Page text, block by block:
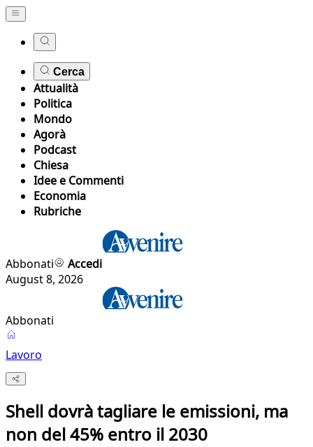
Cerca
Attualità
Politica
Mondo
Agorà
Podcast
Chiesa
Idee e Commenti
Economia
Rubriche
Abbonati
Accedi
August 8, 2026
Abbonati
Lavoro
Shell dovrà tagliare le emissioni, ma
non del 45% entro il 2030